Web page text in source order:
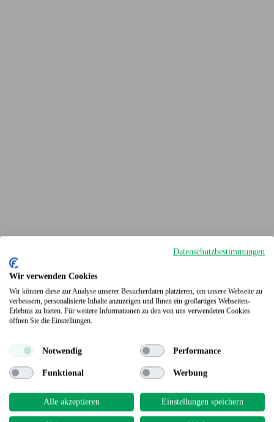
Terrassendielen
Datenschutzbestimmungen
Wir verwenden Cookies
Wir können diese zur Analyse unserer Besucherdaten platzieren, um unsere Webseite zu
verbessern, personalisierte Inhalte anzuzeigen und Ihnen ein großartiges Webseiten-
Erlebnis zu bieten. Für weitere Informationen zu den von uns verwendeten Cookies
öffnen Sie die Einstellungen.
Notwendig Performance
Funktional Werbung
Alle akzeptieren Einstellungen speichern